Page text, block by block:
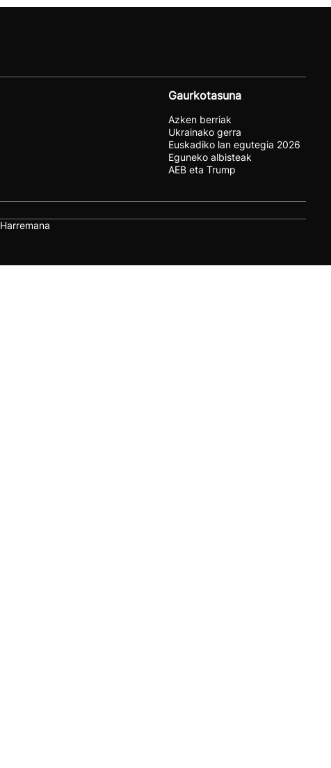
Gaurkotasuna
Azken berriak
Ukrainako gerra
Euskadiko lan egutegia 2026
Eguneko albisteak
AEB eta Trump
Harremana